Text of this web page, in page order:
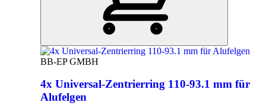
BB-EP GMBH
4x Universal-Zentrierring 110-93.1 mm für
Alufelgen